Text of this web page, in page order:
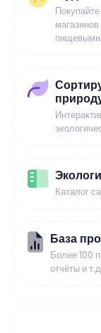
пищевыми
Каталог
База
Более 100
отчёты и